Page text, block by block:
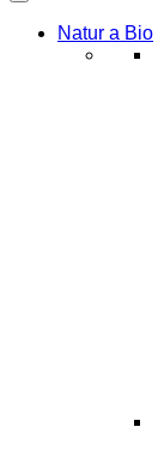
Natur a Bio